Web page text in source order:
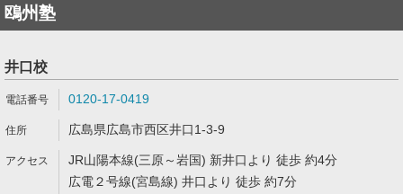
鴎州塾
井口校
0120-17-0419
広島県広島市西区井口1-3-9
JR山陽本線(三原～岩国) 新井口より 徒歩 約4分
広電２号線(宮島線) 井口より 徒歩 約7分